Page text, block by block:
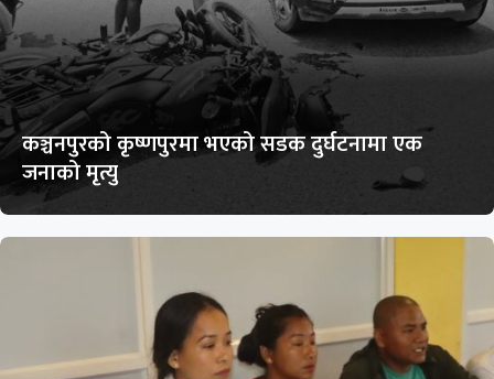
कञ्चनपुरको कृष्णपुरमा भएको सडक दुर्घटनामा एक
जनाको मृत्यु